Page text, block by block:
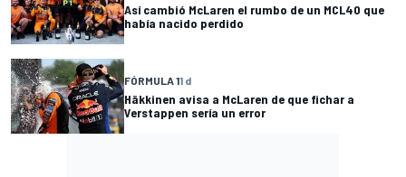
Así cambió McLaren el rumbo de un MCL40 que
había nacido perdido
FÓRMULA 11 d
Häkkinen avisa a McLaren de que fichar a
Verstappen sería un error